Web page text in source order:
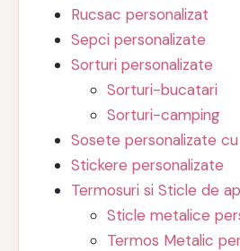
Rucsac personalizat
Sepci personalizate
Sorturi personalizate
Sorturi-bucatari
Sorturi-camping
Sosete personalizate
Stickere personalizate
Termosuri si Sticle de
Sticle metalice
Termos Metalic